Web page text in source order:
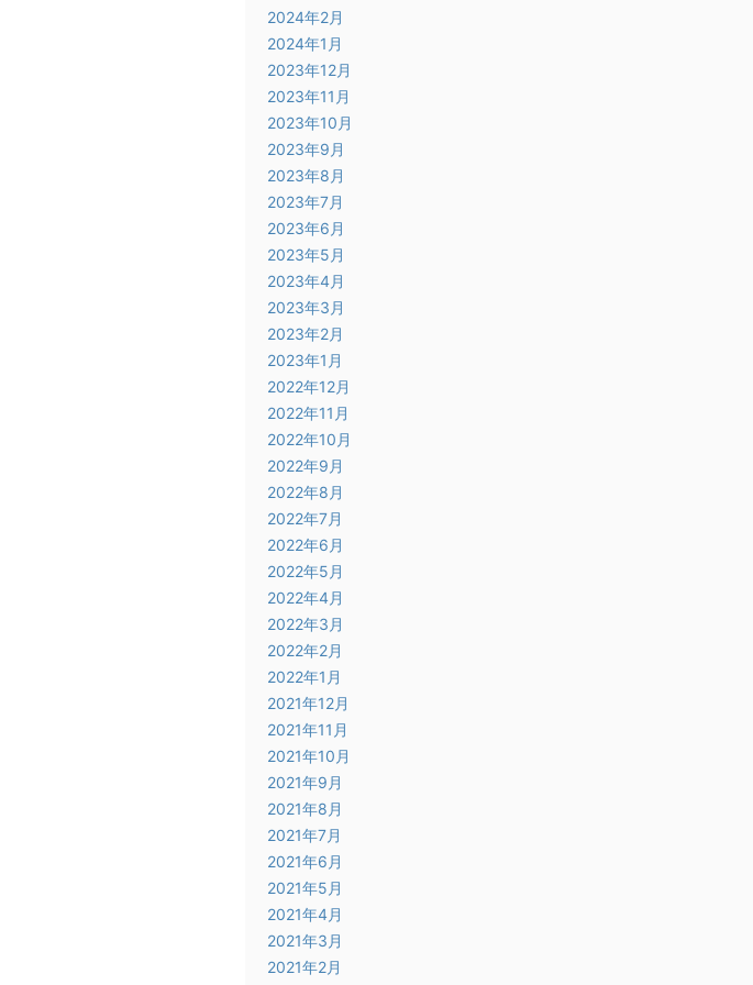
2024年2月
2024年1月
2023年12月
2023年11月
2023年10月
2023年9月
2023年8月
2023年7月
2023年6月
2023年5月
2023年4月
2023年3月
2023年2月
2023年1月
2022年12月
2022年11月
2022年10月
2022年9月
2022年8月
2022年7月
2022年6月
2022年5月
2022年4月
2022年3月
2022年2月
2022年1月
2021年12月
2021年11月
2021年10月
2021年9月
2021年8月
2021年7月
2021年6月
2021年5月
2021年4月
2021年3月
2021年2月